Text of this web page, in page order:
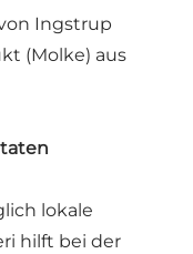
Ingstrup
(Molke) aus
lokale
hilft bei der